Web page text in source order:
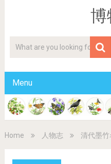
博
Menu
Home 人物志 清代墨